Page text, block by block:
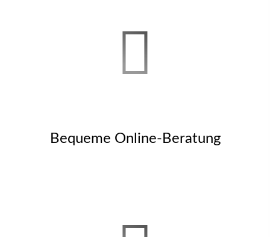
Bequeme Online-Beratung